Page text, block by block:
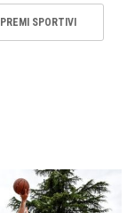
PREMI SPORTIVI